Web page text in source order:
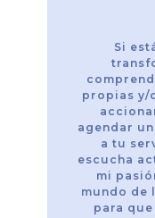
Si
propias y/
agendar
a tu
escucha
mi
mundo de
para